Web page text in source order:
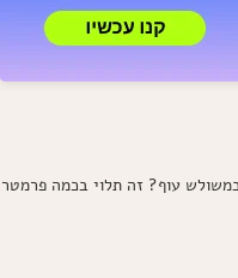
עוף? זה תלוי בכמה